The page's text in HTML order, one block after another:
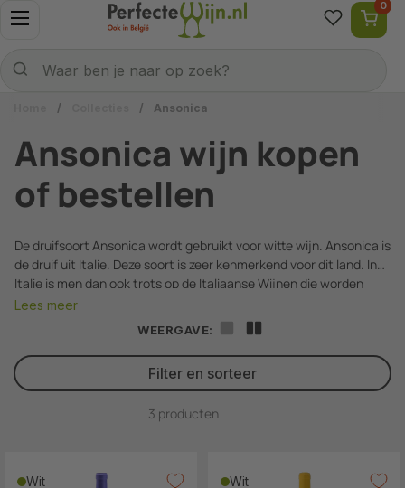
Ga naar content
Menu openen
Waar ben je naar op zoek?
0
/ / Ansonica
Ansonica wijn kopen
of bestellen
De druifsoort Ansonica wordt gebruikt voor witte wijn. Ansonica is
de druif uit Italie. Deze soort is zeer kenmerkend voor dit land. In
Italie is men dan ook trots op de Italiaanse Wijnen die worden
gemaakt met deze Ansonica druif. Er zijn weinig landen die meer
wijn ademen dan Italië. De druif Ansonica wordt door een beperkt
aantal wijnmakers gebruikt. Daarbij kan meteen gedacht worden
aan wijnhuis Donnafugata, maar ook aan Frescobaldi.
Lees meer
3 producten
WEERGAVE:
Filter en sorteer
Wit Wit